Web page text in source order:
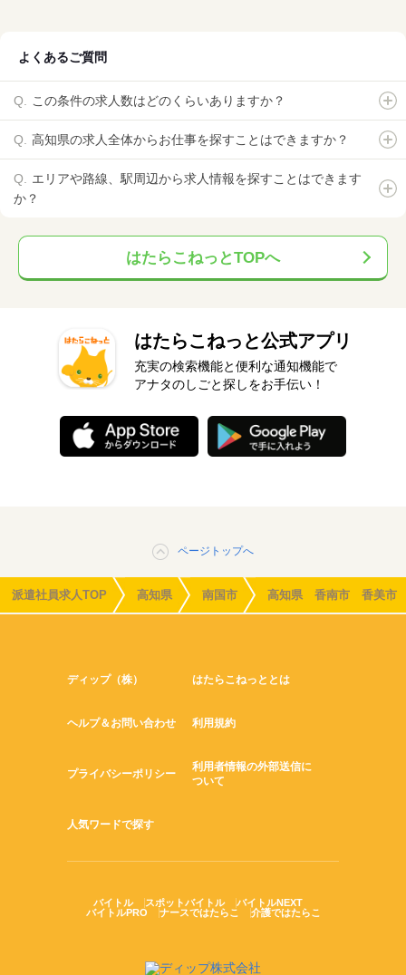
よくあるご質問
この条件の求人数はどのくらいありますか？
高知県の求人全体からお仕事を探すことはできますか？
エリアや路線、駅周辺から求人情報を探すことはできます
か？
はたらこねっとTOPへ
はたらこねっと公式アプリ
充実の検索機能と便利な通知機能で
アナタのしごと探しをお手伝い！
ページトップへ
派遣社員求人TOP 高知県 南国市 高知県 香南市 香美市
ディップ（株） はたらこねっととは
ヘルプ＆お問い合わせ 利用規約
プライバシーポリシー
利用者情報の外部送信に
ついて
人気ワードで探す
バイトル スポットバイトル
バイトルNEXT
バイトルPRO
ナースではたらこ 介護ではたらこ